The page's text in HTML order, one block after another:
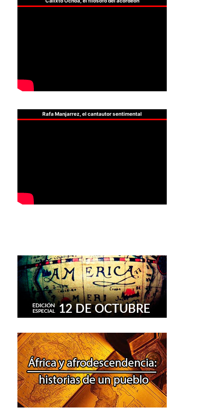
Rafa Manjarrez, el cantautor sentimental